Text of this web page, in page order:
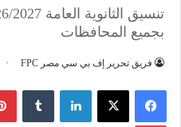
بجميع المحافظات
فريق تحرير إف بي سي مصر FPC
فيسبوك ‫X لينكدإن